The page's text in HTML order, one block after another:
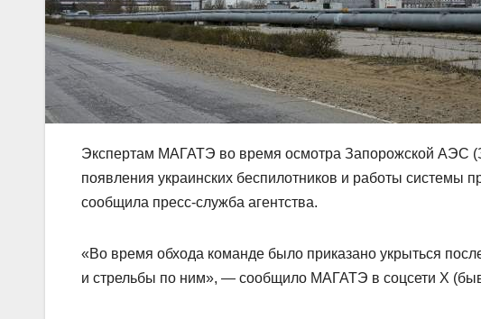
Экспертам МАГАТЭ во время осмотра Запорожской АЭС
появления украинских беспилотников и работы
сообщила пресс-служба агентства.
«Во время обхода команде было приказано укрыться
и стрельбы по ним», — сообщило МАГАТЭ в соцсети X